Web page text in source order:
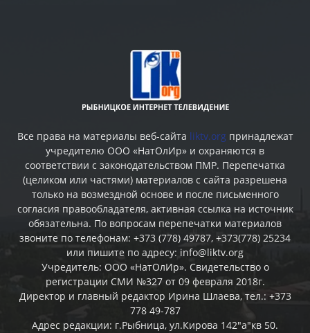
Все права на материалы веб-сайта liktv.org принадлежат
учредителю ООО «НатОлИр» и охраняются в
соответствии с законодательством ПМР. Перепечатка
(целиком или частями) материалов c сайта разрешена
только на возмездной основе и после письменного
согласия правообладателя, активная ссылка на источник
обязательна. По вопросам перепечатки материалов
звоните по телефонам: +373 (778) 49787, +373(778) 25234
или пишите по адресу: info@liktv.org
Учредитель: ООО «НатОлИр». Свидетельство о
регистрации СМИ №327 от 09 февраля 2018г.
Директор и главный редактор Ирина Шлаева, тел.: +373
778 49-787
Адрес редакции: г.Рыбница, ул.Кирова 142"а"кв 50.